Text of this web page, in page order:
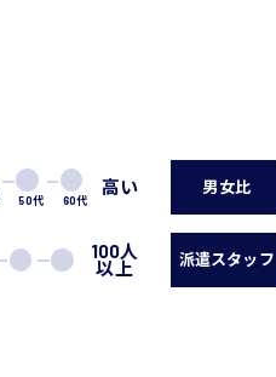
50代 60代
高い 男女比
100人
以上 派遣スタッフ